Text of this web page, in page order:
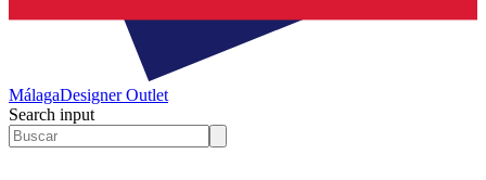
MálagaDesigner Outlet
Search input